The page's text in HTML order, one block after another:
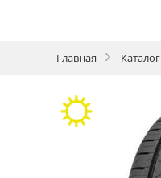
Главная Каталог